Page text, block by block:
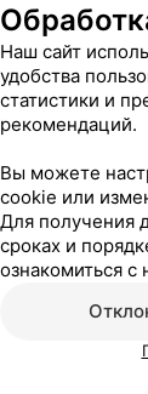
в SPA-
(с
Наш сайт
удобства
статистики и
рекомендаций.
Вы можете
cookie или
Для получения
сроках и
ознакомиться с